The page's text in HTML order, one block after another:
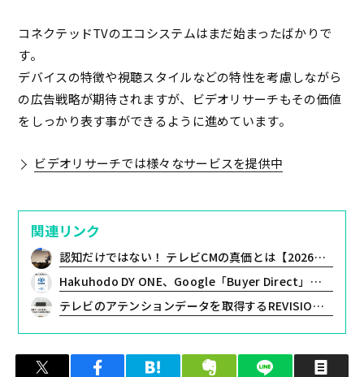
コネクテッドTVのエコシステムはまだ始まったばかりで
す。
デバイスの特徴や視聴スタイルなどの特性を考慮しながら
の広告戦略が期待されますが、ビデオリサーチもその価値
をしっかり表す事ができるように進めています。
ビデオリサーチでは様々なサービスを提供中
関連リンク
認知だけではない！ テレビCMの真価とは【2026テレビカンファレンスレポート】
Hakuhodo DY ONE、Google「Buyer Direct」を活用したプレミアム動画広告配信の実証実験を実施
テレビのアテンションデータを取得するREVISIO、視聴者の感情を分析する調査を開始
ツイート シェア はてブ クリップ LINEで送る